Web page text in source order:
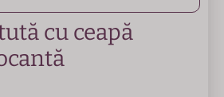
cu ceapă